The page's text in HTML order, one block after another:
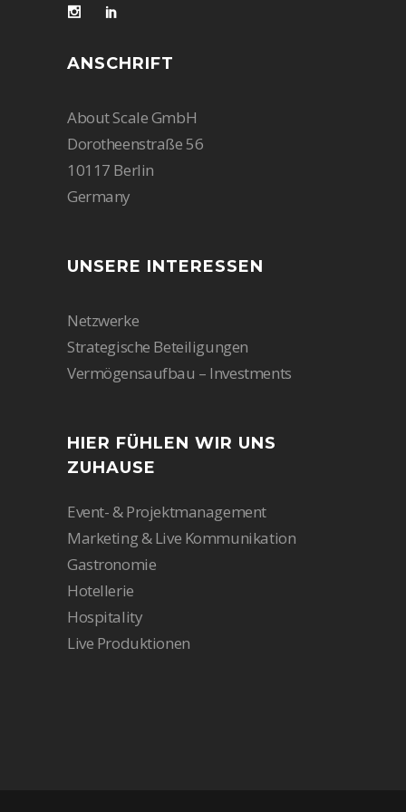
ANSCHRIFT
About Scale GmbH
Dorotheenstraße 56
10117 Berlin
Germany
UNSERE INTERESSEN
Netzwerke
Strategische Beteiligungen
Vermögensaufbau – Investments
HIER FÜHLEN WIR UNS
ZUHAUSE
Event- & Projektmanagement
Marketing & Live Kommunikation
Gastronomie
Hotellerie
Hospitality
Live Produktionen